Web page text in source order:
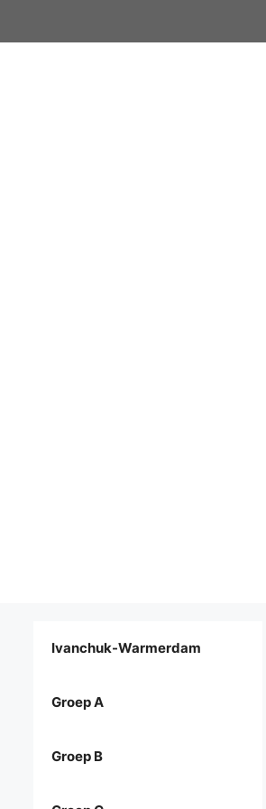
Ivanchuk-Warmerdam
Groep A
Groep B